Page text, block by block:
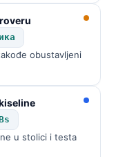
obustavljeni
u stolici i testa